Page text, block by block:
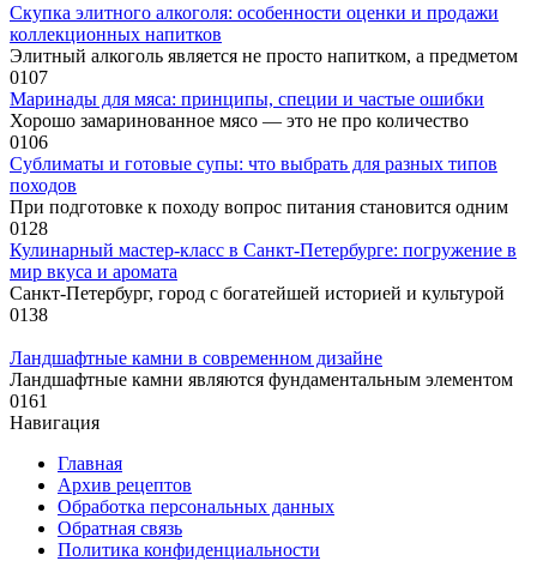
Скупка элитного алкоголя: особенности оценки и продажи
коллекционных напитков
Элитный алкоголь является не просто напитком, а предметом
0107
Маринады для мяса: принципы, специи и частые ошибки
Хорошо замаринованное мясо — это не про количество
0106
Сублиматы и готовые супы: что выбрать для разных типов
походов
При подготовке к походу вопрос питания становится одним
0128
Кулинарный мастер-класс в Санкт-Петербурге: погружение в
мир вкуса и аромата
Санкт-Петербург, город с богатейшей историей и культурой
0138
Ландшафтные камни в современном дизайне
Ландшафтные камни являются фундаментальным элементом
0161
Навигация
Главная
Архив рецептов
Обработка персональных данных
Обратная связь
Политика конфиденциальности